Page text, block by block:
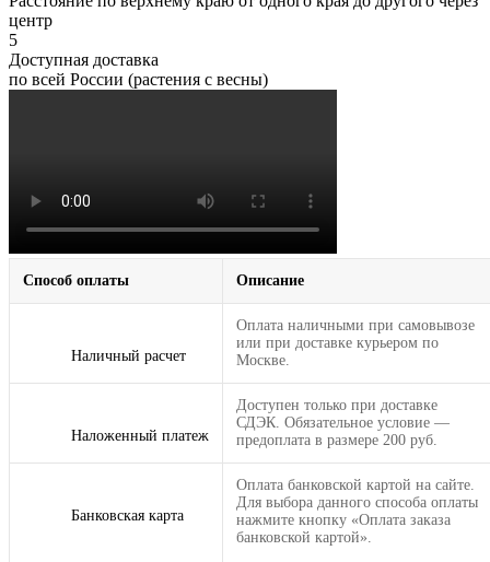
центр
5
Доступная доставка
по всей России (растения с весны)
Способ оплаты Описание
Наличный расчет
Оплата наличными при самовывозе
или при доставке курьером по
Москве.
Наложенный платеж
Доступен только при доставке
СДЭК. Обязательное условие —
предоплата в размере 200 руб.
Банковская карта
Оплата банковской картой на сайте.
Для выбора данного способа оплаты
нажмите кнопку «Оплата заказа
банковской картой».